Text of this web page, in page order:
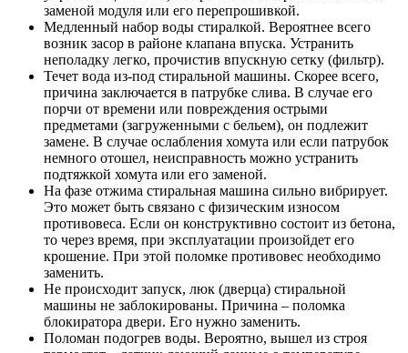
заменой модуля или его перепрошивкой.
Медленный набор воды стиралкой. Вероятнее всего
возник засор в районе клапана впуска. Устранить
неполадку легко, прочистив впускную сетку (фильтр).
Течет вода из-под стиральной машины. Скорее всего,
причина заключается в патрубке слива. В случае его
порчи от времени или повреждения острыми
предметами (загруженными с бельем), он подлежит
замене. В случае ослабления хомута или если патрубок
немного отошел, неисправность можно устранить
подтяжкой хомута или его заменой.
На фазе отжима стиральная машина сильно вибрирует.
Это может быть связано с физическим износом
противовеса. Если он конструктивно состоит из бетона,
то через время, при эксплуатации произойдет его
крошение. При этой поломке противовес необходимо
заменить.
Не происходит запуск, люк (дверца) стиральной
машины не заблокированы. Причина – поломка
блокиратора двери. Его нужно заменить.
Поломан подогрев воды. Вероятно, вышел из строя